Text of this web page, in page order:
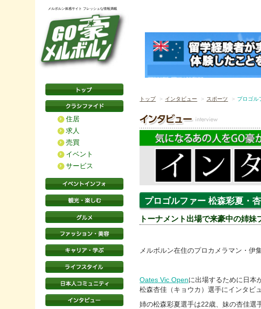
メルボルン体感サイト フレッシュな情報満載
住居
求人
売買
イベント
サービス
トップ インタビュー スポーツ プロゴル
プロゴルファー 松森彩夏・
トーナメント出場で来豪中の姉妹
メルボルン在住のプロカメラマン・伊
Oates Vic Openに出場するために日本
松森杏佳（キョウカ）選手にインタビ
姉の松森彩夏選手は22歳、妹の杏佳選